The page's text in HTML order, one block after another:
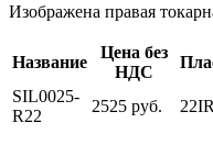
Изображена правая
Название
Цена без
НДС
SIL0025-
R22
2525 руб. 22IR